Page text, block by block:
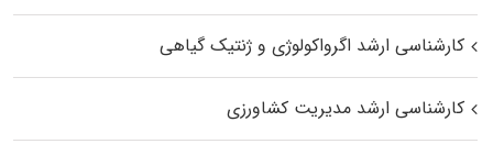
کارشناسی ارشد اگرواکولوژی و ژنتیک گیاهی
کارشناسی ارشد مدیریت کشاورزی